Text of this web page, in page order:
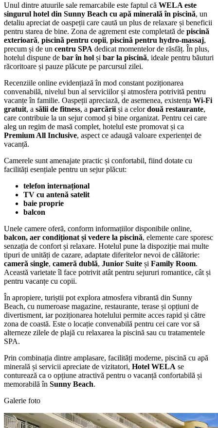
Unul dintre atuurile sale remarcabile este faptul că WELA este
singurul hotel din Sunny Beach cu apă minerală în piscină, un
detaliu apreciat de oaspeții care caută un plus de relaxare și beneficii
pentru starea de bine. Zona de agrement este completată de piscină
exterioară, piscină pentru copii, piscină pentru hydro-massaj,
precum și de un centru SPA dedicat momentelor de răsfăț. În plus,
hotelul dispune de bar în hol și bar la piscină, ideale pentru băuturi
răcoritoare și pauze plăcute pe parcursul zilei.
Recenziile online evidențiază în mod constant poziționarea
convenabilă, nivelul bun al serviciilor și atmosfera potrivită pentru
vacanțe în familie. Oaspeții apreciază, de asemenea, existența Wi‑Fi
gratuit, a sălii de fitness, a parcării și a celordouă restaurante,
care contribuie la un sejur comod și bine organizat. Pentru cei care
aleg un regim de masă complet, hotelul este promovat și ca
Premium All Inclusive, aspect ce adaugă valoare experienței de
vacanță.
Camerele sunt amenajate practic și confortabil, fiind dotate cu
facilități esențiale pentru un sejur plăcut:
telefon internațional
TV cu antenă satelit
baie proprie
balcon
Unele camere oferă, conform informațiilor disponibile online,
balcon, aer condiționat și vedere la piscină, elemente care sporesc
senzația de confort și relaxare. Hotelul pune la dispoziție mai multe
tipuri de unități de cazare, adaptate diferitelor nevoi de călătorie:
cameră single, cameră dublă, Junior Suite și Family Room.
Această varietate îl face potrivit atât pentru sejururi romantice, cât și
pentru vacanțe cu copii.
În apropiere, turiștii pot explora atmosfera vibrantă din Sunny
Beach, cu numeroase magazine, restaurante, terase și opțiuni de
divertisment, iar poziționarea hotelului permite acces rapid și către
zona de coastă. Este o locație convenabilă pentru cei care vor să
alterneze zilele de plajă cu relaxarea la piscină sau cu tratamentele
SPA.
Prin combinația dintre amplasare, facilități moderne, piscină cu apă
minerală și servicii apreciate de vizitatori, Hotel WELA se
conturează ca o opțiune atractivă pentru o vacanță confortabilă și
memorabilă în Sunny Beach.
Galerie foto